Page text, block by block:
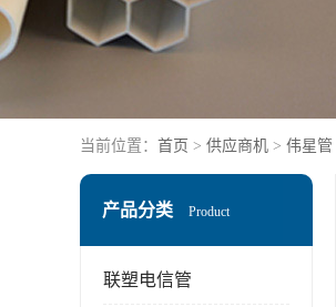
当前位置： 首页 > 供应商机 > 伟星管
产品分类 Product
联塑电信管